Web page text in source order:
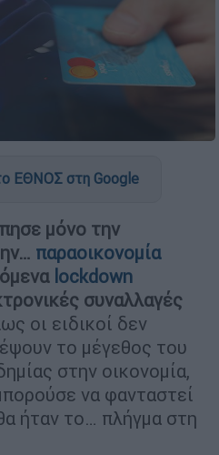
ΕΘΝΟΣ στη Google
μόνο την
παραοικονομία
lockdown
συναλλαγές
οι ειδικοί δεν
το μέγεθος του
στην οικονομία,
να φανταστεί
ήταν το… πλήγμα στη